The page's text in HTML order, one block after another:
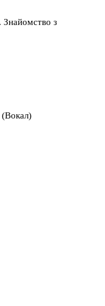
Знайомство з